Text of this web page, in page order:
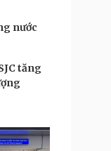
nước
tăng